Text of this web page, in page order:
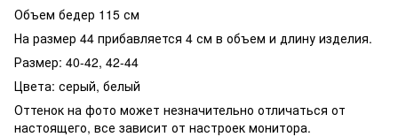
Объем бедер 115 см
На размер 44 прибавляется 4 см в объем и длину изделия.
Размер: 40-42, 42-44
Цвета: серый, белый
Оттенок на фото может незначительно отличаться от
настоящего, все зависит от настроек монитора.